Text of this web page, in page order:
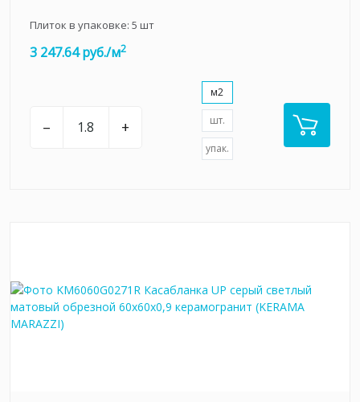
Плиток в упаковке: 5 шт
3 247.64 руб./м2
– +
м2
шт.
упак.